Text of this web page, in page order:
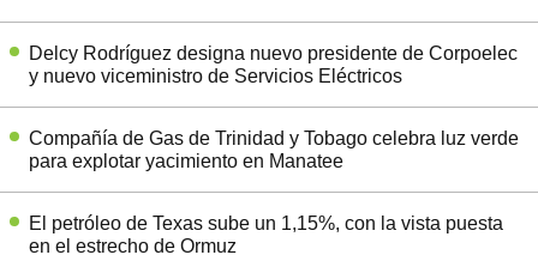
Delcy Rodríguez designa nuevo presidente de Corpoelec
y nuevo viceministro de Servicios Eléctricos
Compañía de Gas de Trinidad y Tobago celebra luz verde
para explotar yacimiento en Manatee
El petróleo de Texas sube un 1,15%, con la vista puesta
en el estrecho de Ormuz